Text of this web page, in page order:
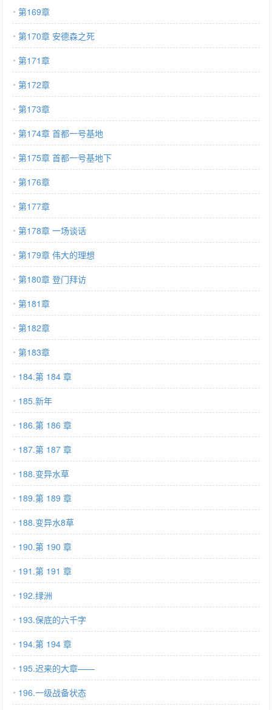
第169章
第170章 安德森之死
第171章
第172章
第173章
第174章 首都一号基地
第175章 首都一号基地下
第176章
第177章
第178章 一场谈话
第179章 伟大的理想
第180章 登门拜访
第181章
第182章
第183章
184.第 184 章
185.新年
186.第 186 章
187.第 187 章
188.变异水草
189.第 189 章
188.变异水8草
190.第 190 章
191.第 191 章
192.绿洲
193.保底的六千字
194.第 194 章
195.迟来的大章——
196.一级战备状态